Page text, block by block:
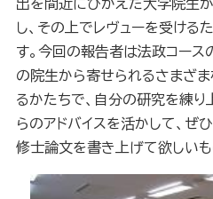
出を間近にひかえた大学院生
し、その上でレヴューを受ける
す。今回の報告者は法政コース
の院生から寄せられるさまざ
るかたちで、自分の研究を練り
らのアドバイスを活かして、ぜ
修士論文を書き上げて欲しいも